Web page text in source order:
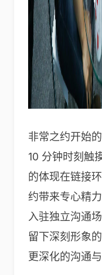
非常之约开始
10 分钟时刻触
的体现在链接
约带来专心精
入驻独立沟通
留下深刻形象
更深化的沟通与